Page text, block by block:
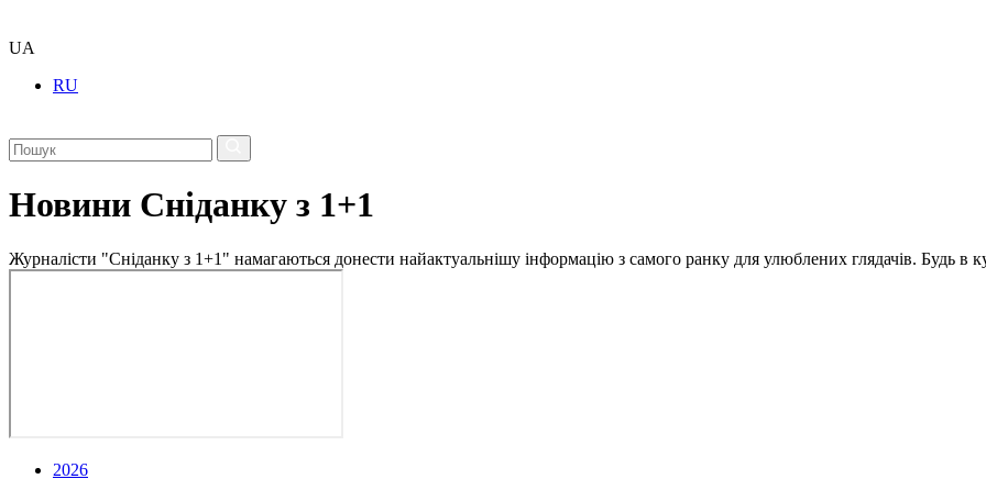
UA
RU
Новини Сніданку з 1+1
Журналісти "Сніданку з 1+1" намагаються донести найактуальнішу інформацію з самого ранку для улюблених глядачів. Будь в
2026